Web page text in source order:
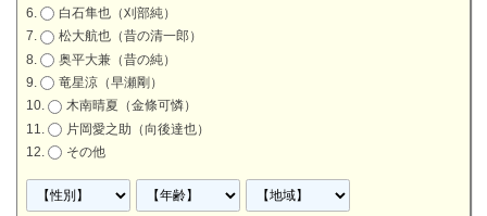
白石隼也（刈部純）
松大航也（昔の清一郎）
奥平大兼（昔の純）
竜星涼（早瀬剛）
木南晴夏（金條可憐）
片岡愛之助（向後達也）
その他